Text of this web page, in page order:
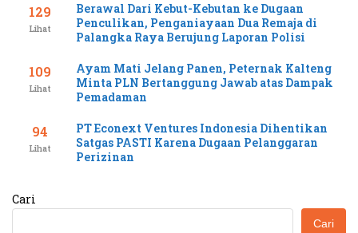
129
Lihat
Berawal Dari Kebut-Kebutan ke Dugaan
Penculikan, Penganiayaan Dua Remaja di
Palangka Raya Berujung Laporan Polisi
109
Lihat
Ayam Mati Jelang Panen, Peternak Kalteng
Minta PLN Bertanggung Jawab atas Dampak
Pemadaman
94
Lihat
PT Econext Ventures Indonesia Dihentikan
Satgas PASTI Karena Dugaan Pelanggaran
Perizinan
Cari
Cari